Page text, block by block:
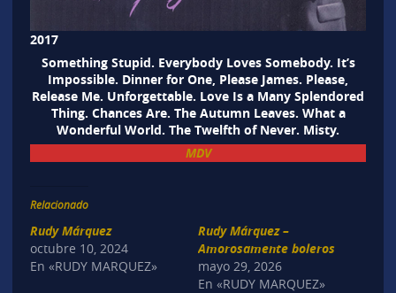
2017
Something Stupid. Everybody Loves Somebody. It’s
Impossible. Dinner for One, Please James. Please,
Release Me. Unforgettable. Love Is a Many Splendored
Thing. Chances Are. The Autumn Leaves. What a
Wonderful World. The Twelfth of Never. Misty.
MDV
Relacionado
Rudy Márquez
octubre 10, 2024
En «RUDY MARQUEZ»
Rudy Márquez –
Amorosamente boleros
mayo 29, 2026
En «RUDY MARQUEZ»